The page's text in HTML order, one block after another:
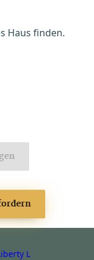
Haus finden.
L